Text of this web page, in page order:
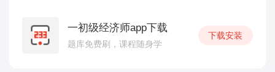
一初级经济师app下载
题库免费刷，课程随身学
下载安装